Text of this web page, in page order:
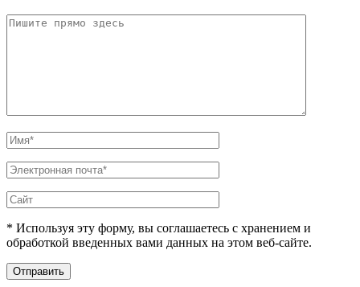
* Используя эту форму, вы соглашаетесь с хранением и
обработкой введенных вами данных на этом веб-сайте.